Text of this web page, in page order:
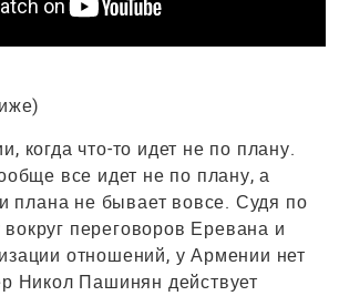
когда что-то идет не по плану.
все идет не по плану, а
плана не бывает вовсе. Судя по
переговоров Еревана и
отношений, у Армении нет
Никол Пашинян действует